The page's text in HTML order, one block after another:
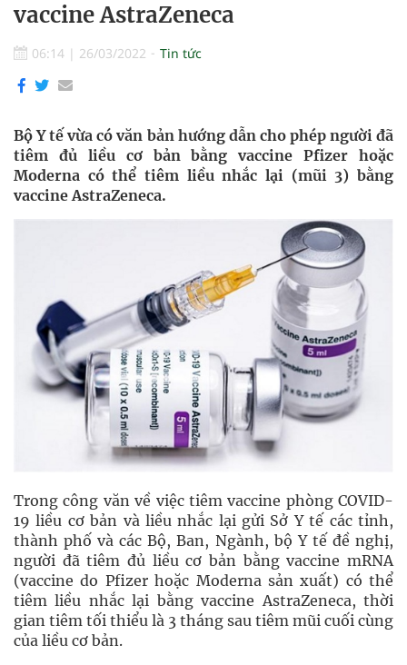
vaccine AstraZeneca
06:14 | 26/03/2022 Tin tức
Bộ Y tế vừa có văn bản hướng dẫn cho phép người đã
tiêm đủ liều cơ bản bằng vaccine Pfizer hoặc
Moderna có thể tiêm liều nhắc lại (mũi 3) bằng
vaccine AstraZeneca.
Trong công văn về việc tiêm vaccine phòng COVID-
19 liều cơ bản và liều nhắc lại gửi Sở Y tế các tỉnh,
thành phố và các Bộ, Ban, Ngành, bộ Y tế đề nghị,
người đã tiêm đủ liều cơ bản bằng vaccine mRNA
(vaccine do Pfizer hoặc Moderna sản xuất) có thể
tiêm liều nhắc lại bằng vaccine AstraZeneca, thời
gian tiêm tối thiểu là 3 tháng sau tiêm mũi cuối cùng
của liều cơ bản.